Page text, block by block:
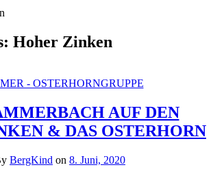
Hoher Zinken
- OSTERHORNGRUPPE
AUF DEN
& DAS OSTERHORN
BergKind on 8. Juni, 2020